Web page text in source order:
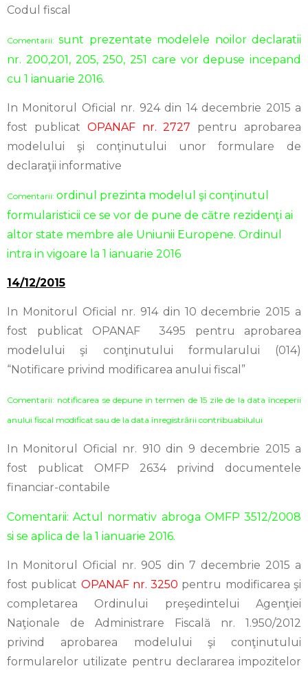
Codul fiscal
Comentarii:sunt prezentate modelele noilor declaratii
nr. 200,201, 205, 250, 251 care vor depuse incepand
cu 1 ianuarie 2016.
In Monitorul Oficial nr. 924 din 14 decembrie 2015 a
fost publicat OPANAF nr. 2727 pentru aprobarea
modelului şi conţinutului unor formulare de
declaraţii informative
Comentarii: ordinul prezinta modelul şi conţinutul
formularisticii ce se vor de pune de către rezidenţi ai
altor state membre ale Uniunii Europene. Ordinul
intra in vigoare la 1 ianuarie 2016
14/12/2015
In Monitorul Oficial nr. 914 din 10 decembrie 2015 a
fost publicat OPANAF 3495 pentru aprobarea
modelului şi conţinutului formularului (014)
“Notificare privind modificarea anului fiscal”
Comentarii: notificarea se depune in termen de 15 zile de la data începerii
anului fiscal modificat sau de la data înregistrării contribuabilului
In Monitorul Oficial nr. 910 din 9 decembrie 2015 a
fost publicat OMFP 2634 privind documentele
financiar-contabile
Comentarii: Actul normativ abroga OMFP 3512/2008
si se aplica de la 1 ianuarie 2016.
In Monitorul Oficial nr. 905 din 7 decembrie 2015 a
fost publicat OPANAF nr. 3250 pentru modificarea şi
completarea Ordinului preşedintelui Agenţiei
Naţionale de Administrare Fiscală nr. 1.950/2012
privind aprobarea modelului şi conţinutului
formularelor utilizate pentru declararea impozitelor